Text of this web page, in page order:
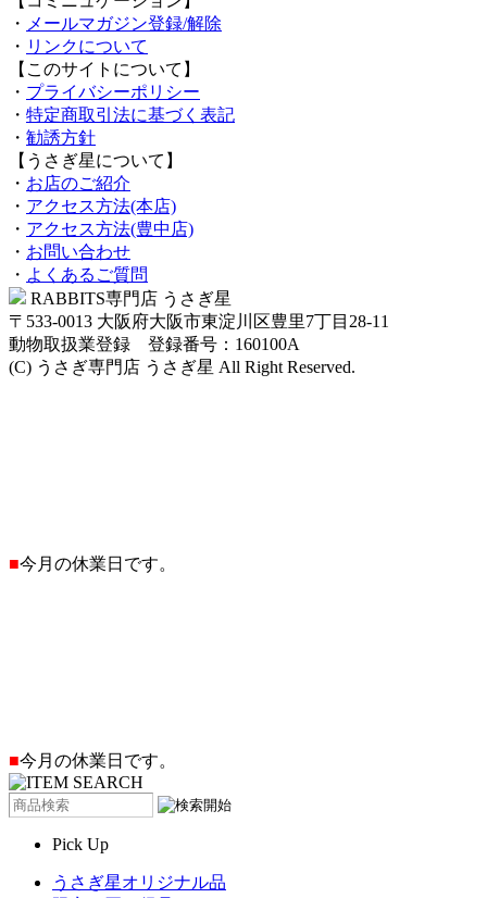
・ メールマガジン登録/解除
・ リンクについて
【このサイトについて】
・ プライバシーポリシー
・ 特定商取引法に基づく表記
・ 勧誘方針
【うさぎ星について】
・ お店のご紹介
・ アクセス方法(本店)
・ アクセス方法(豊中店)
・ お問い合わせ
・ よくあるご質問
RABBITS専門店 うさぎ星
〒533-0013 大阪府大阪市東淀川区豊里7丁目28-11
動物取扱業登録 登録番号：160100A
(C) うさぎ専門店 うさぎ星 All Right Reserved.
■今月の休業日です。
■今月の休業日です。
Pick Up
うさぎ星オリジナル品